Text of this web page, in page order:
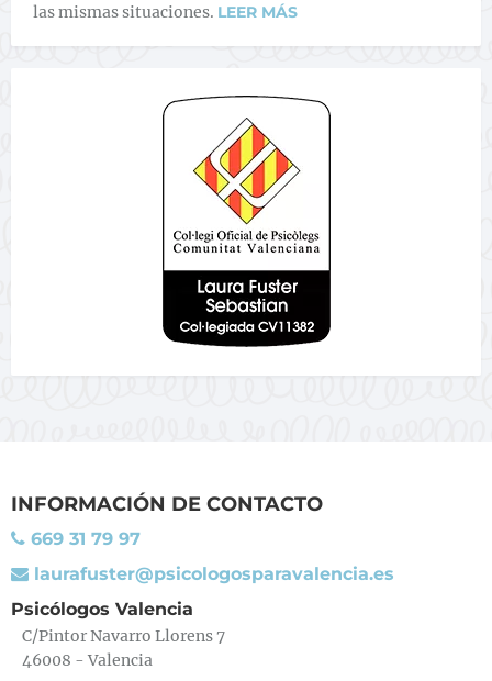
las mismas situaciones. LEER MÁS
INFORMACIÓN DE CONTACTO
669 31 79 97
laurafuster@psicologosparavalencia.es
Psicólogos Valencia
C/Pintor Navarro Llorens 7
46008 - Valencia